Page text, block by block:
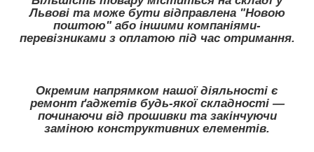
Львові та може бути відправлена "Новою
поштою" або іншими компаніями-
перевізниками з оплатою під час отримання.
Окремим напрямком нашої діяльності є
ремонт ґаджетів будь-якої складності —
починаючи від прошивки та закінчуючи
заміною конструктивних елементів.